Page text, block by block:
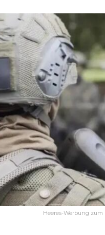
Heeres-Werbung